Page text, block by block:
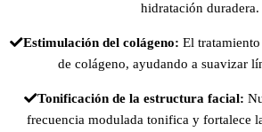
hidratación duradera.
Estimulación del colágeno: El
de colágeno, ayudando a suavizar
Tonificación de la estructura facial:
frecuencia modulada tonifica y fortalece